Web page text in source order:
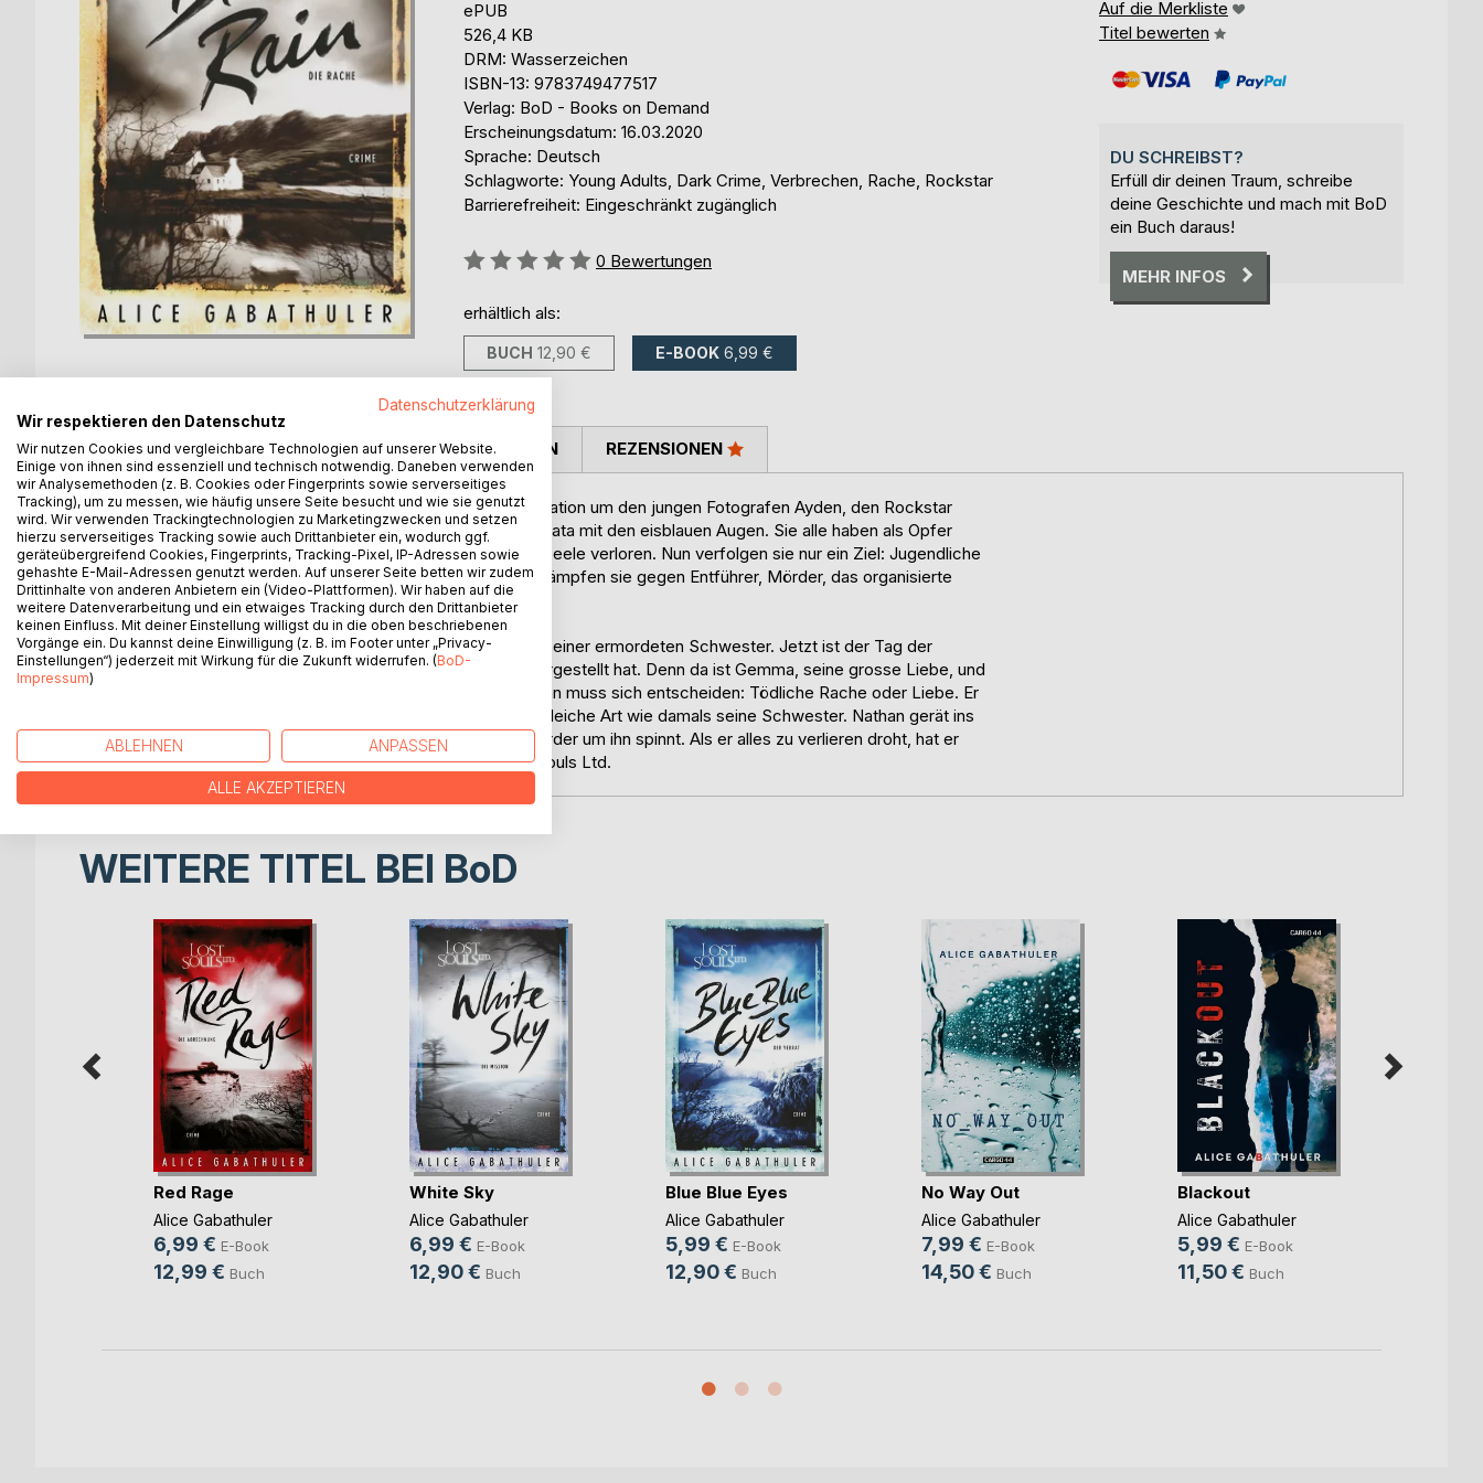
ePUB
526,4 KB
DRM: Wasserzeichen
ISBN-13: 9783749477517
Verlag: BoD - Books on Demand
Erscheinungsdatum: 16.03.2020
Sprache: Deutsch
Schlagworte: Young Adults, Dark Crime, Verbrechen, Rache, Rockstar
Barrierefreiheit: Eingeschränkt zugänglich
Bewertung::
0 Bewertungen
erhältlich als:
BUCH 12,90 € E-BOOK 6,99 €
Auf die Merkliste
Titel bewerten
DU SCHREIBST?
Erfüll dir deinen Traum, schreibe
deine Geschichte und mach mit BoD
ein Buch daraus!
MEHR INFOS
BESCHREIBUNG
LOST SOULS LTD. - So nennt sich die Untergrundorganisation um den jungen Fotografen Ayden, den Rockstar
Nathan, den charmanten Verwandlungskünstler Raix und Kata mit den eisblauen Augen. Sie alle haben als Opfer
schwerer Verbrechen überlebt und dabei einen Teil ihrer Seele verloren. Nun verfolgen sie nur ein Ziel: Jugendliche
in Gefahr aufspüren und versuchen, sie zu retten. Dabei kämpfen sie gegen Entführer, Mörder, das organisierte
Verbrechen und gegen die Dämonen ihrer Vergangenheit.
ICH WERDE IHN TÖTEN. Das schwor Nathan beim Grab seiner ermordeten Schwester. Jetzt ist der Tag der
Abrechnung nahe und nichts ist so, wie Nathan es sich vorgestellt hat. Denn da ist Gemma, seine grosse Liebe, und
mit ihr das Versprechen auf eine glückliche Zukunft. Nathan muss sich entscheiden: Tödliche Rache oder Liebe. Er
wählt die Liebe. Aber dann sterben junge Frauen auf die gleiche Art wie damals seine Schwester. Nathan gerät ins
Visier der Ermittler und verfängt sich im Netz, das der Mörder um ihn spinnt. Als er alles zu verlieren droht, hat er
keine Wahl mehr. Nur noch seine Freunde von den Lost Souls Ltd.
AUTOR/IN PRESSESTIMMEN REZENSIONEN
WEITERE TITEL BEI BoD
Red Rage
Alice Gabathuler
6,99 € E-Book
12,99 € Buch
White Sky
Alice Gabathuler
6,99 € E-Book
12,90 € Buch
Blue Blue Eyes
Alice Gabathuler
5,99 € E-Book
12,90 € Buch
No Way Out
Alice Gabathuler
7,99 € E-Book
14,50 € Buch
Blackout
Alice Gabathuler
5,99 € E-Book
11,50 € Buch
Datenschutzerklärung
Wir respektieren den Datenschutz
Wir nutzen Cookies und vergleichbare Technologien auf unserer Website.
Einige von ihnen sind essenziell und technisch notwendig. Daneben verwenden
wir Analysemethoden (z. B. Cookies oder Fingerprints sowie serverseitiges
Tracking), um zu messen, wie häufig unsere Seite besucht und wie sie genutzt
wird. Wir verwenden Trackingtechnologien zu Marketingzwecken und setzen
hierzu serverseitiges Tracking sowie auch Drittanbieter ein, wodurch ggf.
geräteübergreifend Cookies, Fingerprints, Tracking-Pixel, IP-Adressen sowie
gehashte E-Mail-Adressen genutzt werden. Auf unserer Seite betten wir zudem
Drittinhalte von anderen Anbietern ein (Video-Plattformen). Wir haben auf die
weitere Datenverarbeitung und ein etwaiges Tracking durch den Drittanbieter
keinen Einfluss. Mit deiner Einstellung willigst du in die oben beschriebenen
Vorgänge ein. Du kannst deine Einwilligung (z. B. im Footer unter „Privacy-
Einstellungen“) jederzeit mit Wirkung für die Zukunft widerrufen. (BoD-
Impressum)
ABLEHNEN ANPASSEN
ALLE AKZEPTIEREN